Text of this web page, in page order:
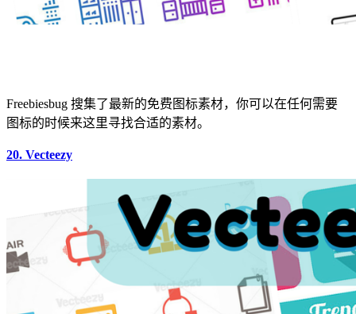
Freebiesbug 搜集了最新的免费图标素材，你可以在任何需要
图标的时候来这里寻找合适的素材。
20. Vecteezy